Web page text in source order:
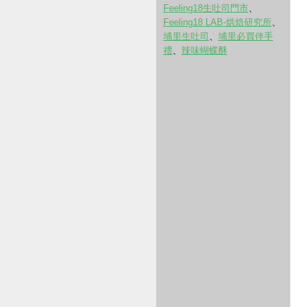
Feeling18生吐司門市、
Feeling18 LAB-烘焙研究所、
埔里生吐司 、 埔里必買伴手
禮、 辣味蝴蝶酥